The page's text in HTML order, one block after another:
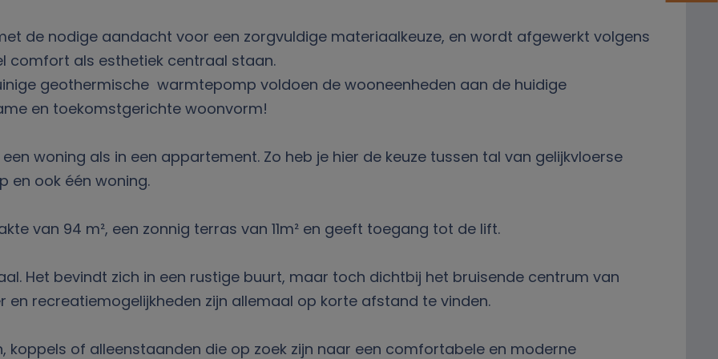
de nodige aandacht voor een zorgvuldige materiaalkeuze, en wordt afgewerkt volgens
comfort als esthetiek centraal staan.
geothermische warmtepomp voldoen de wooneenheden aan de huidige
en toekomstgerichte woonvorm!
woning als in een appartement. Zo heb je hier de keuze tussen tal van gelijkvloerse
en ook één woning.
van 94 m², een zonnig terras van 11m² en geeft toegang tot de lift.
Het bevindt zich in een rustige buurt, maar toch dichtbij het bruisende centrum van
en recreatiemogelijkheden zijn allemaal op korte afstand te vinden.
koppels of alleenstaanden die op zoek zijn naar een comfortabele en moderne